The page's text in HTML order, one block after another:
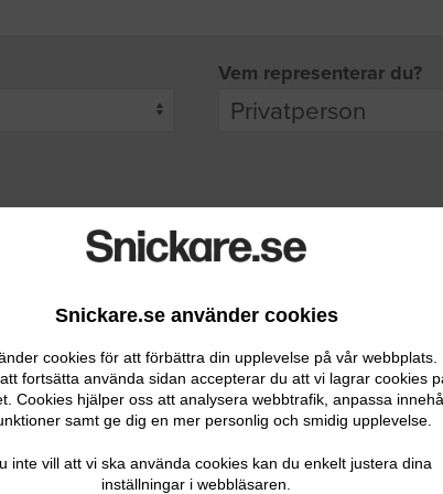
Snickare.se använder cookies
cookies för att förbättra din upplevelse på vår webbplats.
fortsätta använda sidan accepterar du att vi lagrar cookies
Cookies hjälper oss att analysera webbtrafik, anpassa
samt ge dig en mer personlig och smidig upplevelse.
inte vill att vi ska använda cookies kan du enkelt justera dina
inställningar i webbläsaren.
Vem representerar du?
får möjlighet att ta kontakt med dig.
Ditt telefonnummer